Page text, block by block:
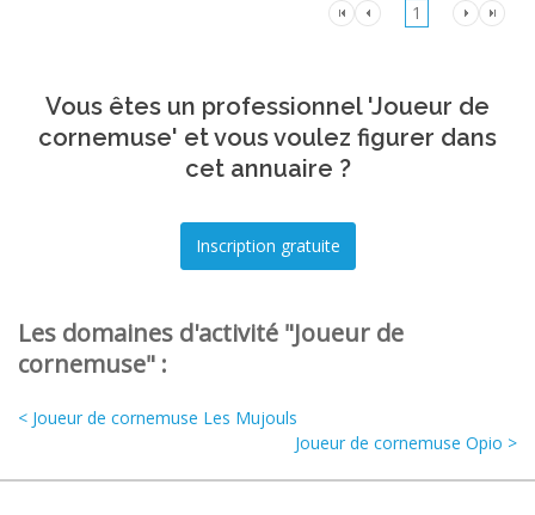
1
Vous êtes un professionnel 'Joueur de
cornemuse' et vous voulez figurer dans
cet annuaire ?
Les domaines d'activité "Joueur de
cornemuse" :
< Joueur de cornemuse Les Mujouls
Joueur de cornemuse Opio >